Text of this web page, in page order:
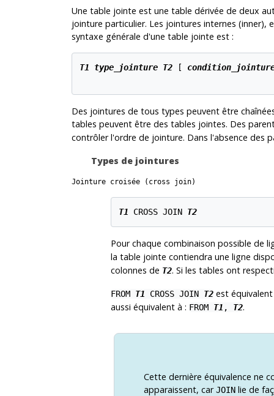
Une table jointe est une table dérivée de deux
jointure particulier. Les jointures internes (inner),
syntaxe générale d'une table jointe est :
T1 type_jointure T2 [
Des jointures de tous types peuvent être
tables peuvent être des tables jointes. Des
contrôler l'ordre de jointure. Dans l'absence des
Types de jointures
Jointure croisée (cross join)
T1 CROSS JOIN T2
Pour chaque combinaison possible de
la table jointe contiendra une ligne
colonnes de T2. Si les tables ont
FROM T1 CROSS JOIN T2est
aussi équivalent à : FROM T1 , T2.
Cette dernière équivalence ne
apparaissent, carJOIN lie de